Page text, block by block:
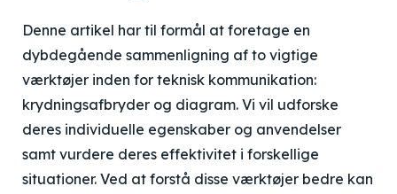
Denne artikel har til formål at foretage en
dybdegående sammenligning af to vigtige
værktøjer inden for teknisk kommunikation:
krydningsafbryder og diagram. Vi vil udforske
deres individuelle egenskaber og anvendelser
samt vurdere deres effektivitet i forskellige
situationer. Ved at forstå disse værktøjer bedre kan